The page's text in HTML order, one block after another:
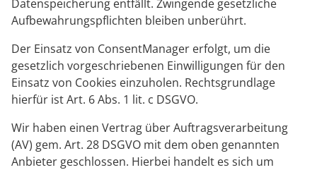
Datenspeicherung entfällt. Zwingende gesetzliche
Aufbewahrungspflichten bleiben unberührt.
Der Einsatz von ConsentManager erfolgt, um die
gesetzlich vorgeschriebenen Einwilligungen für den
Einsatz von Cookies einzuholen. Rechtsgrundlage
hierfür ist Art. 6 Abs. 1 lit. c DSGVO.
Wir haben einen Vertrag über Auftragsverarbeitung
(AV) gem. Art. 28 DSGVO mit dem oben genannten
Anbieter geschlossen. Hierbei handelt es sich um